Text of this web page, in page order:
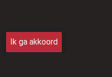
Ik ga akkoord